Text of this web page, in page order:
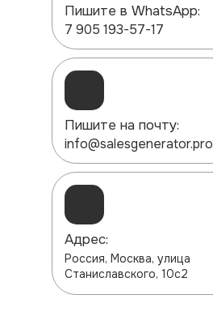
Пишите в WhatsApp:
7 905 193-57-17
Пишите на почту:
info@salesgenerator.pro
Адрес:
Россия, Москва, улица
Станиславского, 10с2